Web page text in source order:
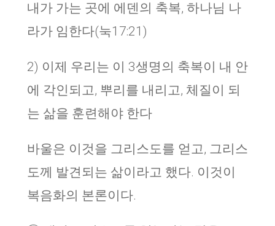
내가 가는 곳에 에덴의 축복, 하나님 나
라가 임한다(눅17:21)
2) 이제 우리는 이 3생명의 축복이 내 안
에 각인되고, 뿌리를 내리고, 체질이 되
는 삶을 훈련해야 한다
바울은 이것을 그리스도를 얻고, 그리스
도께 발견되는 삶이라고 했다. 이것이
복음화의 본론이다.